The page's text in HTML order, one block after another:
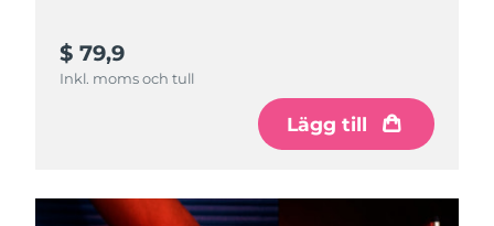
$ 79,9
Inkl. moms och tull
Lägg till